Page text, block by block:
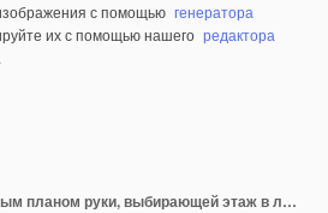
с помощью генератора
их с помощью нашего редактора
Фотография крупным планом руки, выбирающей этаж в лифте.